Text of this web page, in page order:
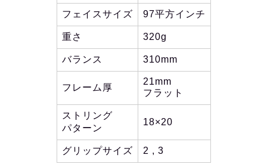
フェイスサイズ 97平方インチ
重さ 320g
バランス 310mm
フレーム厚
21mm
フラット
ストリング
パターン
18×20
グリップサイズ 2 , 3